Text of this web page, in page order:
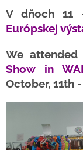
V dňoch 11
Európskej
We
Show in
October, 11th